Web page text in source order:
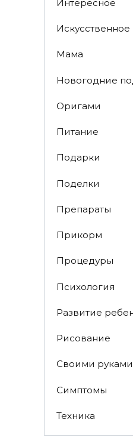
Интересное
Мама
Новогодние
Оригами
Питание
Подарки
Поделки
Препараты
Прикорм
Процедуры
Психология
Развитие
Рисование
Своими руками
Симптомы
Техника